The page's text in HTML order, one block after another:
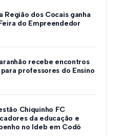
Região dos Cocais ganha
do Empreendedor
recebe encontros
professores do Ensino
Chiquinho FC
da educação e
no Ideb em Codó